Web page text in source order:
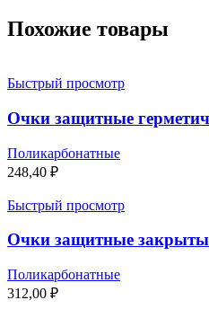
Похожие товары
Быстрый просмотр
Очки защитные
Поликарбонатные
248,40 ₽
Быстрый просмотр
Очки защитные
Поликарбонатные
312,00 ₽